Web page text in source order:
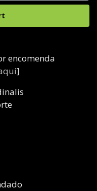
encomenda
]